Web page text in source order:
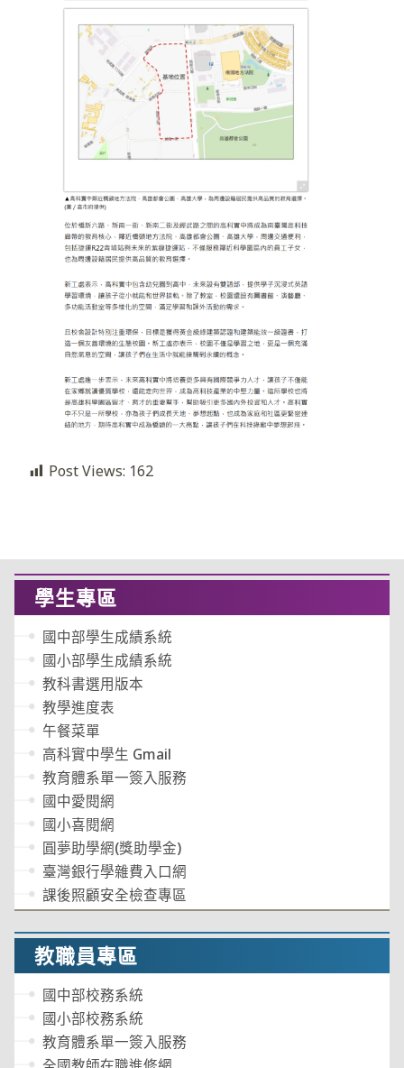
Post Views: 162
學生專區
國中部學生成績系統
國小部學生成績系統
教科書選用版本
教學進度表
午餐菜單
高科實中學生 Gmail
教育體系單一簽入服務
國中愛閱網
國小喜閱網
圓夢助學網(獎助學金)
臺灣銀行學雜費入口網
課後照顧安全檢查專區
教職員專區
國中部校務系統
國小部校務系統
教育體系單一簽入服務